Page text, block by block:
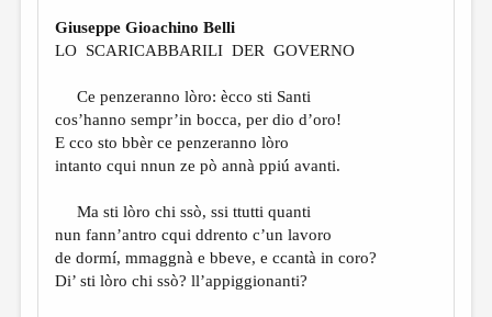
СТРАНИЦЫ ПАМЯТИ
ОБЪЯВЛЕНИЯ
КОЛОНКА РЕДАКТОРА
РЕДКОЛЛЕГИЯ
ОТ РЕДАКЦИИ
МАЛАЯ ПРОЗА
ЭССЕИСТИКА
Giuseppe Gioachino Belli
LO SCARICABBARILI DER GOVERNO
Ce penzeranno lòro: ècco sti Santi
cos’hanno sempr’in bocca, per dio d’oro!
E cco sto bbèr ce penzeranno lòro
intanto cqui nnun ze pò annà ppiú avanti.
Ma sti lòro chi ssò, ssi ttutti quanti
nun fann’antro cqui ddrento c’un lavoro
de dormí, mmaggnà e bbeve, e ccantà in coro?
Di’ sti lòro chi ssò? ll’appiggionanti?